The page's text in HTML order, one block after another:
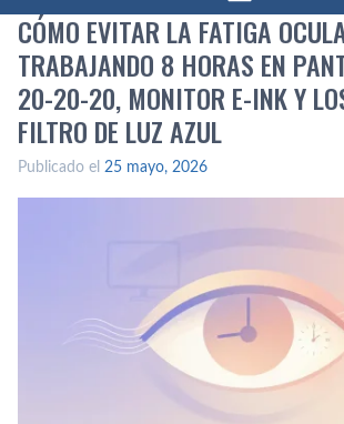
CÓMO EVITAR LA FATIGA
TRABAJANDO 8 HORAS EN
20-20-20, MONITOR E-INK Y
FILTRO DE LUZ AZUL
Publicado el 25 mayo, 2026